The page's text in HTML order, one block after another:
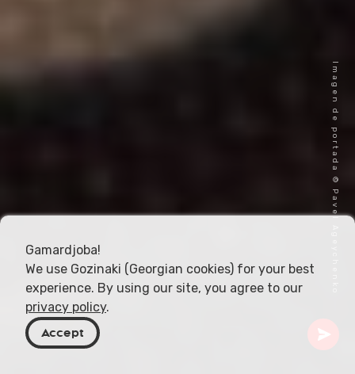
Imagen de portada © Pavel Ageychenko
Gamardjoba!
We use Gozinaki (Georgian cookies) for your best
experience. By using our site, you agree to our
privacy policy.
Accept